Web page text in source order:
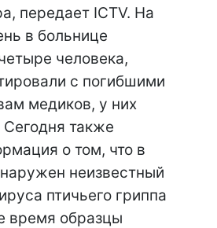
передает ICTV. На
в больнице
человека,
с погибшими
медиков, у них
также
о том, что в
неизвестный
птичьего гриппа
время образцы